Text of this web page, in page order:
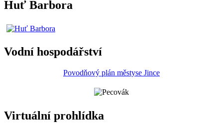
Huť Barbora
Vodní hospodářství
Povodňový plán městyse Jince
Virtuální prohlídka